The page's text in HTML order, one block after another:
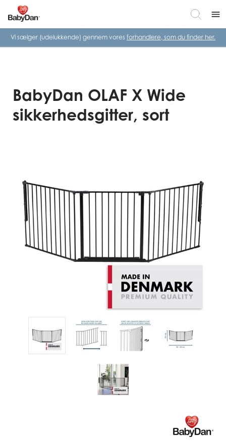
menu
Vi sælger (udelukkende) gennem vores forhandlere, som du finder her.
BabyDan OLAF X Wide
sikkerhedsgitter, sort